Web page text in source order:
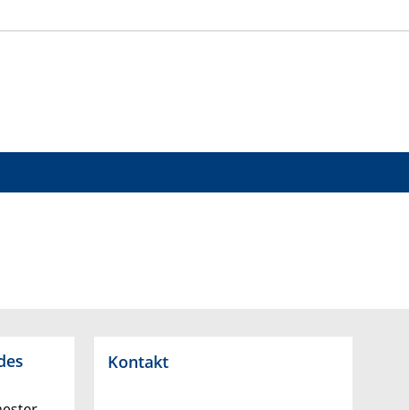
Kontakt